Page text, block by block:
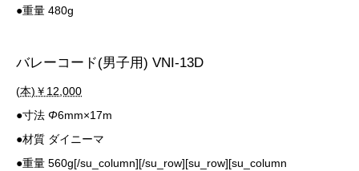
●重量 480g
バレーコード(男子用) VNI-13D
(本)￥12,000
●寸法 Φ6mm×17m
●材質 ダイニーマ
●重量 560g[/su_column][/su_row][su_row][su_column